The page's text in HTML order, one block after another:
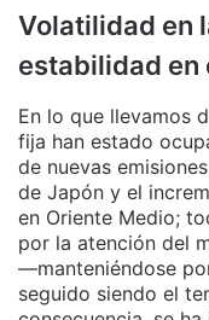
Volatilidad en
estabilidad en
En lo que llevamos
fija han estado
de nuevas
de Japón y el
en Oriente Medio;
por la atención del
—manteniéndose
seguido siendo el